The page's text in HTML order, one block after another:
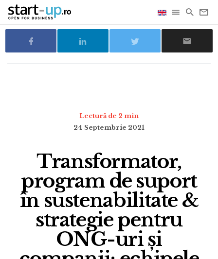
Lectură de 2 min
24 Septembrie 2021
Transformator,
program de suport
în sustenabilitate &
strategie pentru
ONG-uri și